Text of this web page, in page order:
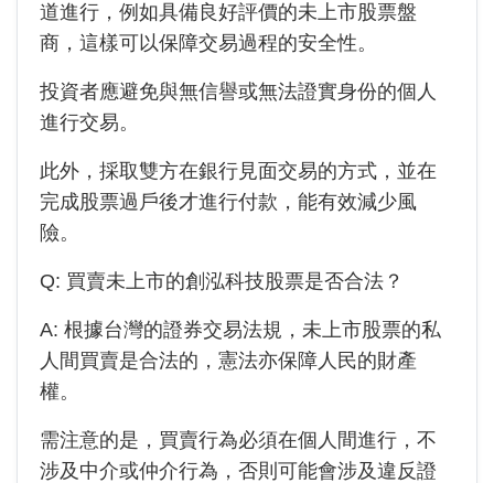
道進行，例如具備良好評價的未上市股票盤
商，這樣可以保障交易過程的安全性。
投資者應避免與無信譽或無法證實身份的個人
進行交易。
此外，採取雙方在銀行見面交易的方式，並在
完成股票過戶後才進行付款，能有效減少風
險。
Q: 買賣未上市的創泓科技股票是否合法？
A: 根據台灣的證券交易法規，未上市股票的私
人間買賣是合法的，憲法亦保障人民的財產
權。
需注意的是，買賣行為必須在個人間進行，不
涉及中介或仲介行為，否則可能會涉及違反證